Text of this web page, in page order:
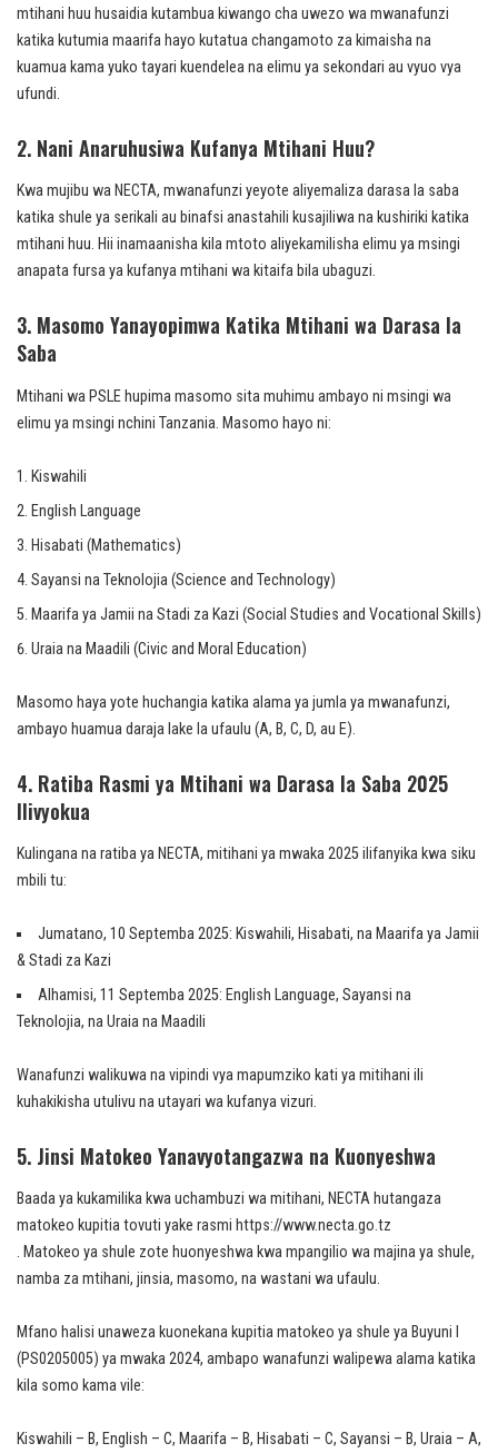
mtihani huu husaidia kutambua kiwango cha uwezo wa mwanafunzi
katika kutumia maarifa hayo kutatua changamoto za kimaisha na
kuamua kama yuko tayari kuendelea na elimu ya sekondari au vyuo vya
ufundi.
2. Nani Anaruhusiwa Kufanya Mtihani Huu?
Kwa mujibu wa NECTA, mwanafunzi yeyote aliyemaliza darasa la saba
katika shule ya serikali au binafsi anastahili kusajiliwa na kushiriki katika
mtihani huu. Hii inamaanisha kila mtoto aliyekamilisha elimu ya msingi
anapata fursa ya kufanya mtihani wa kitaifa bila ubaguzi.
3. Masomo Yanayopimwa Katika Mtihani wa Darasa la
Saba
Mtihani wa PSLE hupima masomo sita muhimu ambayo ni msingi wa
elimu ya msingi nchini Tanzania. Masomo hayo ni:
Kiswahili
English Language
Hisabati (Mathematics)
Sayansi na Teknolojia (Science and Technology)
Maarifa ya Jamii na Stadi za Kazi (Social Studies and Vocational Skills)
Uraia na Maadili (Civic and Moral Education)
Masomo haya yote huchangia katika alama ya jumla ya mwanafunzi,
ambayo huamua daraja lake la ufaulu (A, B, C, D, au E).
4. Ratiba Rasmi ya Mtihani wa Darasa la Saba 2025
Ilivyokua
Kulingana na ratiba ya NECTA, mitihani ya mwaka 2025 ilifanyika kwa siku
mbili tu:
Jumatano, 10 Septemba 2025: Kiswahili, Hisabati, na Maarifa ya Jamii
& Stadi za Kazi
Alhamisi, 11 Septemba 2025: English Language, Sayansi na
Teknolojia, na Uraia na Maadili
Wanafunzi walikuwa na vipindi vya mapumziko kati ya mitihani ili
kuhakikisha utulivu na utayari wa kufanya vizuri.
5. Jinsi Matokeo Yanavyotangazwa na Kuonyeshwa
Baada ya kukamilika kwa uchambuzi wa mitihani, NECTA hutangaza
matokeo kupitia tovuti yake rasmi https://www.necta.go.tz
. Matokeo ya shule zote huonyeshwa kwa mpangilio wa majina ya shule,
namba za mtihani, jinsia, masomo, na wastani wa ufaulu.
Mfano halisi unaweza kuonekana kupitia matokeo ya shule ya Buyuni I
(PS0205005) ya mwaka 2024, ambapo wanafunzi walipewa alama katika
kila somo kama vile:
Kiswahili – B, English – C, Maarifa – B, Hisabati – C, Sayansi – B, Uraia – A,